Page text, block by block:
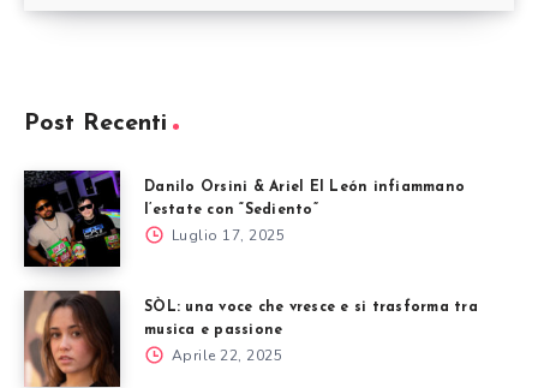
Post Recenti
Danilo Orsini & Ariel El León infiammano
l’estate con “Sediento”
Luglio 17, 2025
SÒL: una voce che vresce e si trasforma tra
musica e passione
Aprile 22, 2025